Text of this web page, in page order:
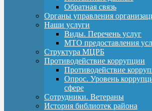
Обратная связь
Органы управления
Наши услуги
Виды. Перечень услуг
МТО предоставления
Структура МЦРБ
Противодействие коррупции
Противодействие
Опрос. Уровень
сфере
Сотрудники. Ветераны
История библиотек района